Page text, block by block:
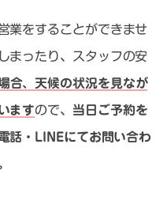
業をすることができませ
まったり、スタッフの安
合、天候の状況を見なが
ますので、 当日ご予約を
話・LINEにてお問い合わ